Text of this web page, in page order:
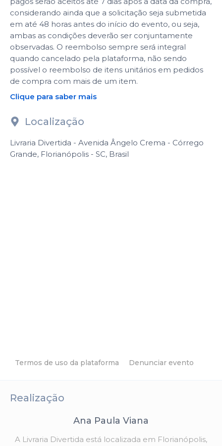
considerando ainda que a solicitação seja submetida
em até 48 horas antes do início do evento, ou seja,
ambas as condições deverão ser conjuntamente
observadas. O reembolso sempre será integral
quando cancelado pela plataforma, não sendo
possível o reembolso de itens unitários em pedidos
de compra com mais de um item.
Clique para saber mais
Localização
Livraria Divertida - Avenida Ângelo Crema - Córrego
Grande, Florianópolis - SC, Brasil
Termos de uso da plataforma Denunciar evento
Realização
Ana Paula Viana
A Livraria Divertida está localizada em Florianópolis,